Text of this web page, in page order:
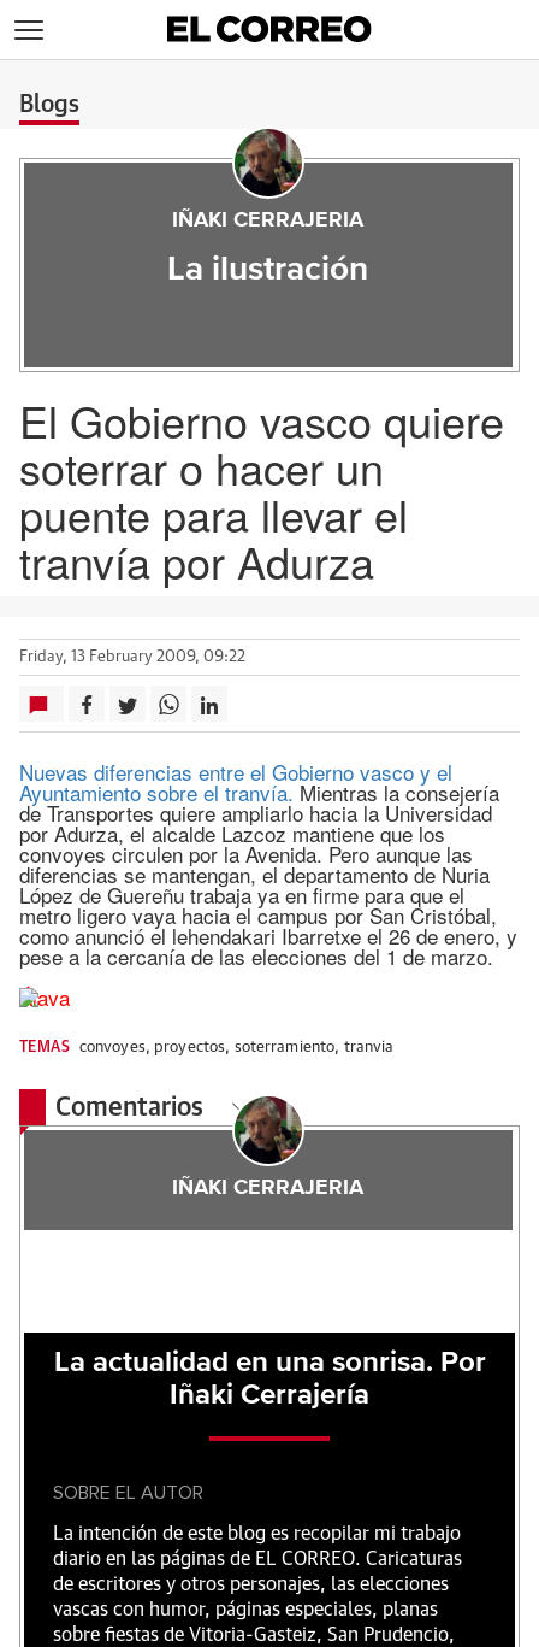
Blogs
IÑAKI CERRAJERIA
La ilustración
El Gobierno vasco quiere
soterrar o hacer un
puente para llevar el
tranvía por Adurza
Friday, 13 February 2009, 09:22
Nuevas diferencias entre el Gobierno vasco y el
Ayuntamiento sobre el tranvía. Mientras la consejería
de Transportes quiere ampliarlo hacia la Universidad
por Adurza, el alcalde Lazcoz mantiene que los
convoyes circulen por la Avenida. Pero aunque las
diferencias se mantengan, el departamento de Nuria
López de Guereñu trabaja ya en firme para que el
metro ligero vaya hacia el campus por San Cristóbal,
como anunció el lehendakari Ibarretxe el 26 de enero, y
pese a la cercanía de las elecciones del 1 de marzo.
Álava
TEMAS convoyes, proyectos, soterramiento, tranvia
Comentarios
IÑAKI CERRAJERIA
La actualidad en una sonrisa. Por
Iñaki Cerrajería
SOBRE EL AUTOR
La intención de este blog es recopilar mi trabajo
diario en las páginas de EL CORREO. Caricaturas
de escritores y otros personajes, las elecciones
vascas con humor, páginas especiales, planas
sobre fiestas de Vitoria-Gasteiz, San Prudencio,